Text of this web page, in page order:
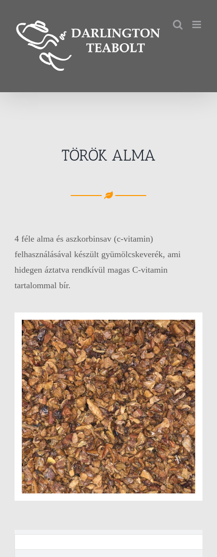
TÖRÖK ALMA
4 féle alma és aszkorbinsav (c-vitamin)
felhasználásával készült gyümölcskeverék, ami
hidegen áztatva rendkívül magas C-vitamin
tartalommal bír.